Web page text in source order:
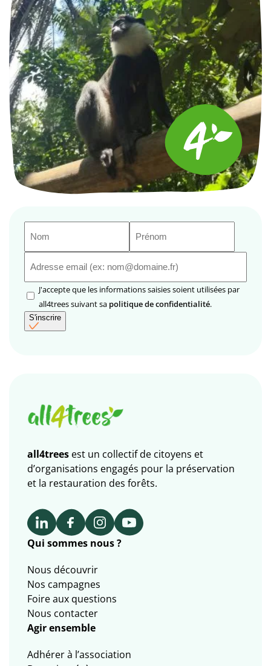
mail(Nécessaire)
RGPD(Nécessaire)
J'accepte que les informations saisies soient utilisées par
all4trees suivant sa politique de confidentialité.
S'inscrire
all4trees est un collectif de citoyens et
d’organisations engagés pour la préservation
et la restauration des forêts.
Qui sommes nous ?
Nous découvrir
Nos campagnes
Foire aux questions
Nous contacter
Agir ensemble
Adhérer à l’association